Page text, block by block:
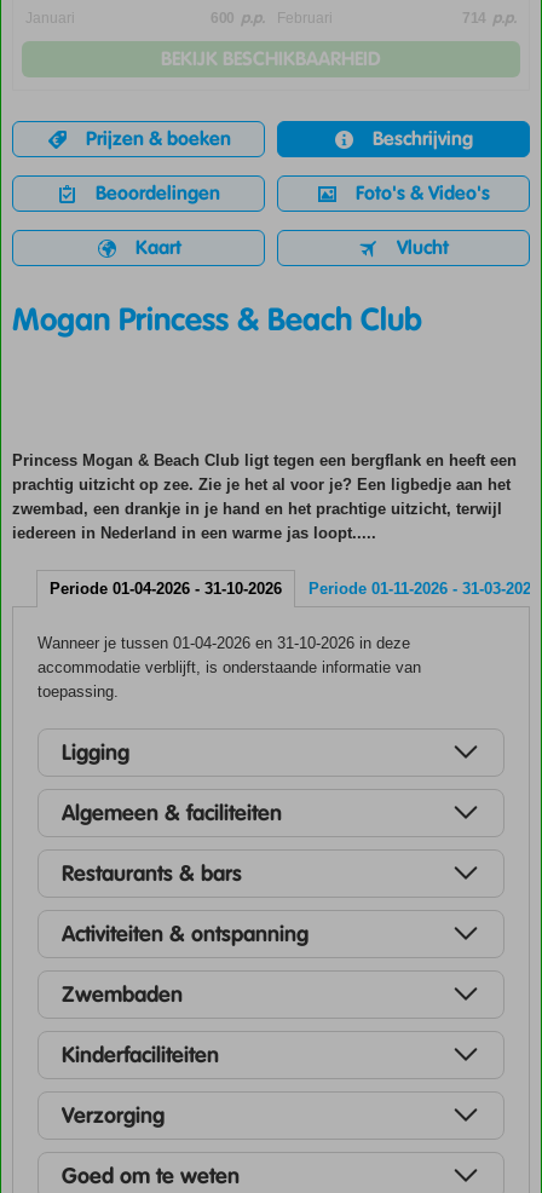
Januari 600 p.p. Februari 714 p.p.
BEKIJK BESCHIKBAARHEID
Prijzen & boeken Beschrijving
Beoordelingen Foto's & Video's
Kaart Vlucht
Mogan Princess & Beach Club
Princess Mogan & Beach Club ligt tegen een bergflank en heeft een
prachtig uitzicht op zee. Zie je het al voor je? Een ligbedje aan het
zwembad, een drankje in je hand en het prachtige uitzicht, terwijl
iedereen in Nederland in een warme jas loopt.....
Periode 01-04-2026 - 31-10-2026 Periode 01-11-2026 - 31-03-2027
Wanneer je tussen 01-04-2026 en 31-10-2026 in deze
accommodatie verblijft, is onderstaande informatie van
toepassing.
Ligging
Algemeen & faciliteiten
Restaurants & bars
Activiteiten & ontspanning
Zwembaden
Kinderfaciliteiten
Verzorging
Goed om te weten